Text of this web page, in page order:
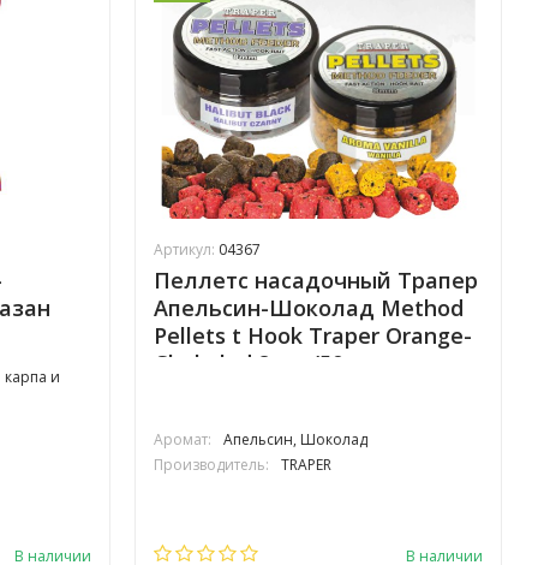
и
В наличии
Артикул: 04367
Пеллетс насадочный Трапер
Апельсин-Шоколад Method
Pellets t Hook Traper Orange-
Chokolad 8mm/50g
Аромат:
Апельсин, Шоколад
Производитель:
TRAPER
В наличии